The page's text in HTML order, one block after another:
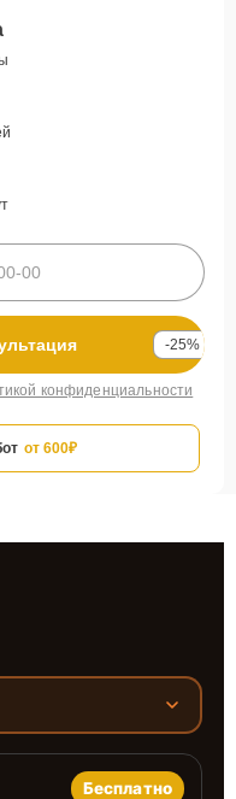
-25%
конфиденциальности
от 600₽
Бесплатно